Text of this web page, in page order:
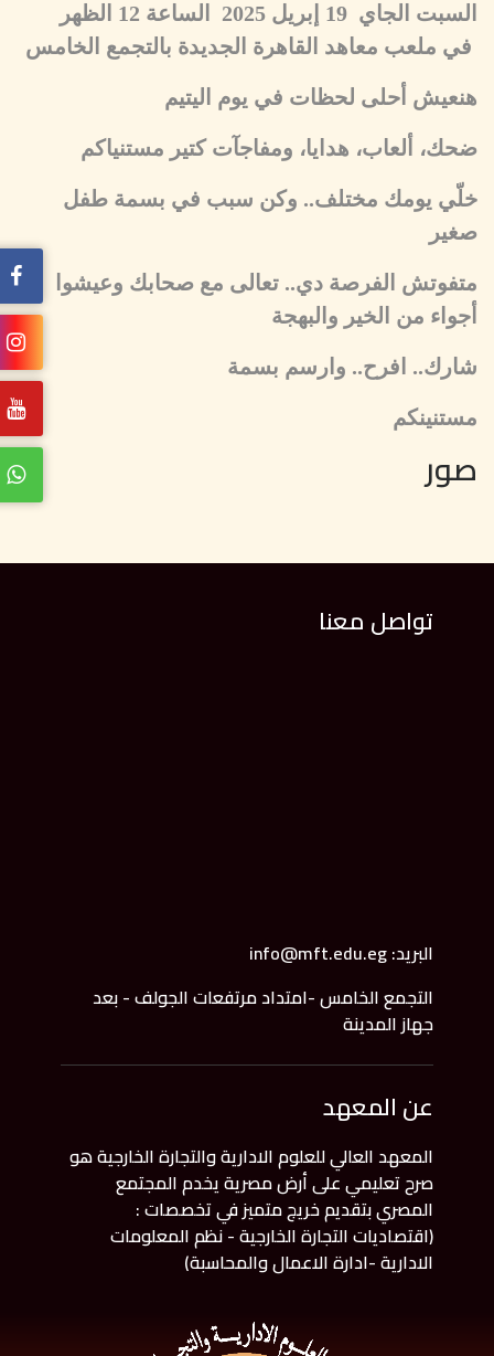
السبت الجاي 19 إبريل 2025 الساعة 12 الظهر
في ملعب معاهد القاهرة الجديدة بالتجمع الخامس
هنعيش أحلى لحظات في يوم اليتيم
ضحك، ألعاب، هدايا، ومفاجآت كتير مستنياكم
خلّي يومك مختلف.. وكن سبب في بسمة طفل
صغير
متفوتش الفرصة دي.. تعالى مع صحابك وعيشوا
أجواء من الخير والبهجة
شارك.. افرح.. وارسم بسمة
مستنينكم
صور
تواصل معنا
البريد: info@mft.edu.eg
التجمع الخامس -امتداد مرتفعات الجولف - بعد
جهاز المدينة
عن المعهد
المعهد العالي للعلوم الادارية والتجارة الخارجية هو
صرح تعليمي على أرض مصرية يخدم المجتمع
المصري بتقديم خريج متميز في تخصصات :
(اقتصاديات التجارة الخارجية - نظم المعلومات
الادارية -ادارة الاعمال والمحاسبة)